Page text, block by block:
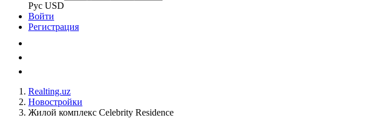
Рус USD
Войти
Регистрация
Realting.uz
Новостройки
Жилой комплекс Celebrity Residence